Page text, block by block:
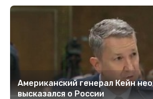
Американский генерал Кейн
высказался о России